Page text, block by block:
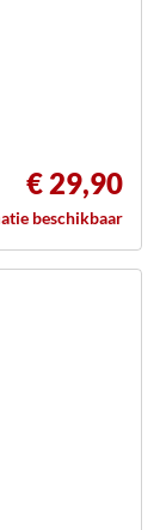
€ 29,90
beschikbaar